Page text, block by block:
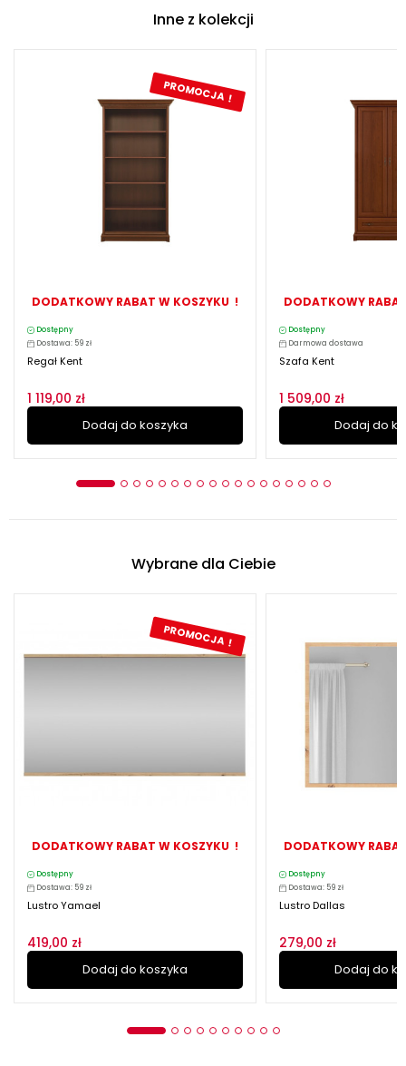
Inne z kolekcji
PROMOCJA !
DODATKOWY RABAT W KOSZYKU !
Dostępny
Dostawa: 59 zł
Regał Kent
1 119,00 zł
Dodaj do koszyka
DODATKOWY
Dostępny
Darmowa dostawa
Szafa Kent
1 509,00 zł
Dodaj do
Wybrane dla Ciebie
PROMOCJA !
DODATKOWY RABAT W KOSZYKU !
Dostępny
Dostawa: 59 zł
Lustro Yamael
419,00 zł
Dodaj do koszyka
DODATKOWY
Dostępny
Dostawa: 59 zł
Lustro Dallas
279,00 zł
Dodaj do